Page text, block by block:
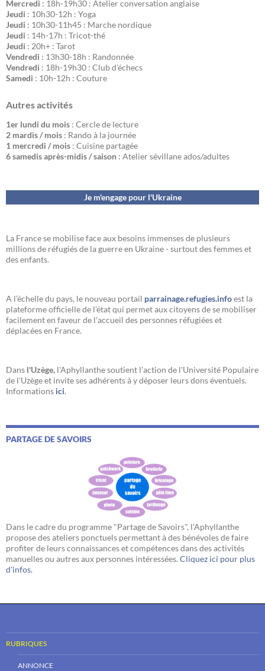
Mercredi : 18h-19h30 : Atelier conversation anglaise
Jeudi : 10h30-12h : Yoga
Jeudi : 10h30-11h45 : Marche nordique
Jeudi : 14h-17h : Tricot-thé
Jeudi : 20h+ : Tarot
Vendredi : 13h30-18h : Randonnée
Vendredi : 18h-19h30 : Club d'échecs
Samedi : 10h-12h : Couture
Autres activités
1er lundi du mois : Cercle de lecture
2 mardis / mois : Rando à la journée
1 mercredi / mois : Cuisine partagée
6 samedis après-midis / saison : Atelier sévillane ados/adultes
Je m'engage pour l'Ukraine
La France se mobilise face aux besoins immenses de plusieurs
millions de réfugiés de la guerre en Ukraine - surtout des femmes et
des enfants.
A l’échelle du pays, le nouveau portail parrainage.refugies.infoest la
plateforme officielle de l'état qui permet aux citoyens de se mobiliser
facilement en faveur de l'accueil des personnes réfugiées et
déplacées en France.
Dans l'Uzège, l'Aphyllanthe soutient l'action de l'Université Populaire
de l'Uzège et invite ses adhérents à y déposer leurs dons éventuels.
Informations ici.
PARTAGE DE SAVOIRS
Dans le cadre du programme "Partage de Savoirs", l'Aphyllanthe
propose des ateliers ponctuels permettant à des bénévoles de faire
profiter de leurs connaissances et compétences dans des activités
manuelles ou autres aux personnes intéressées.Cliquez ici pour plus
d'infos.
RUBRIQUES
ANNONCE